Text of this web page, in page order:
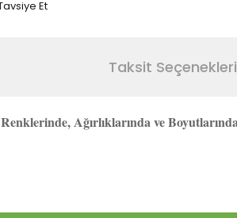
Et
Taksit Seçenekleri
Ağırlıklarında ve